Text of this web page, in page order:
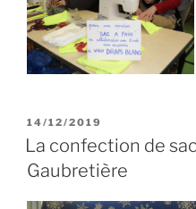
PUBLIÉ
LE
14/12/2019
La confection de
Gaubretière